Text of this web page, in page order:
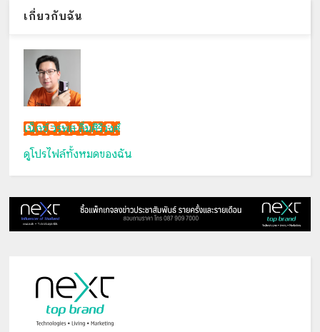
เกี่ยวกับฉัน
เน็กซ์ วรพล ลิ่มศิริวงศ์
ดูโปรไฟล์ทั้งหมดของฉัน